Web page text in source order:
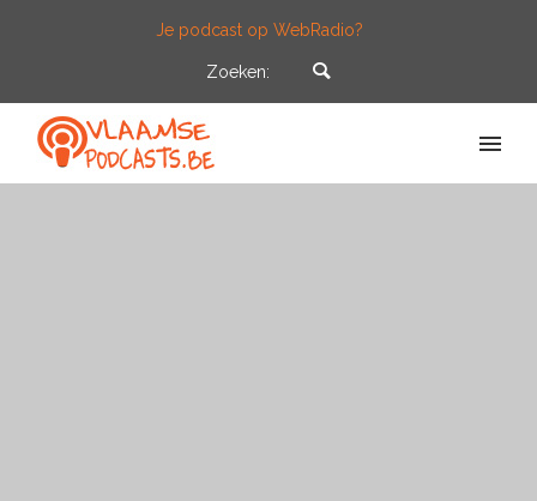
Je podcast op WebRadio?
Zoeken: